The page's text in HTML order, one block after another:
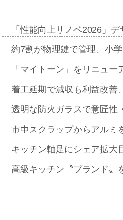
「性能向上リノベ2026」
約7割が物理鍵で管理、小
「マイトーン」をリニュ
着工延期で減収も利益改
透明な防火ガラスで意匠
市中スクラップからアル
キッチン軸足にシェア拡
高級キッチン〝ブランド